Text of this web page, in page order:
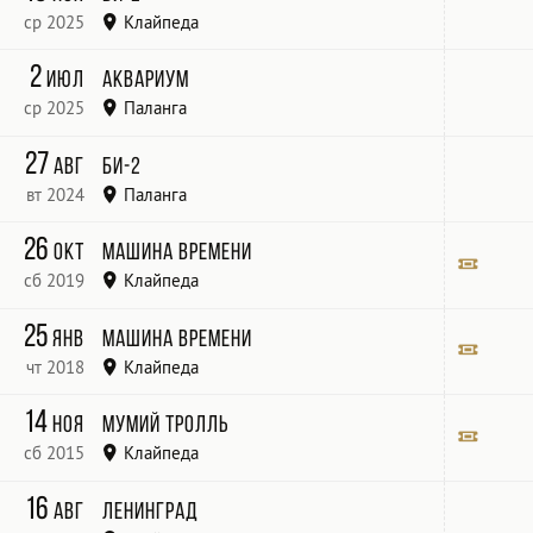
ср 2025 Клайпеда
Švyturio Arena
2июл
ср 2025
Аквариум
Паланга
Palangos koncertų salė
27авг
вт 2024
Би-2
Паланга
Palanga Concert Hall
26окт
сб 2019
Машина времени
Клайпеда
Švyturio arena
25янв
чт 2018
Машина времени
Клайпеда
Švyturio arena
14ноя
сб 2015
Мумий Тролль
Клайпеда
Svyturio Arena
16авг Ленинград